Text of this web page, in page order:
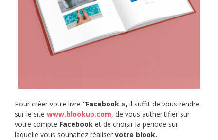
Pour créer votre livre “Facebook », il suffit de vous rendre
sur le site www.blookup.com, de vous authentifier sur
votre compte Facebook et de choisir la période sur
laquelle vous souhaitez réaliser votre blook.